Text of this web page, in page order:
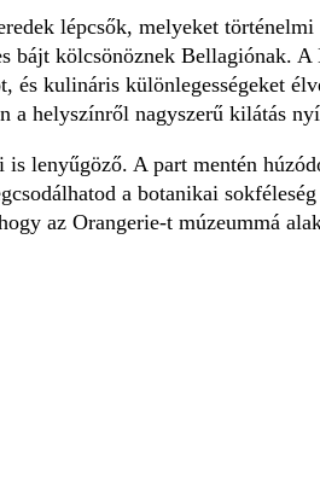
lépcsők, melyeket
bájt kölcsönöznek Bellagiónak. A
és kulináris különlegességeket
a helyszínről nagyszerű kilátás
lenyűgöző. A part mentén
a botanikai
az Orangerie-t múzeummá